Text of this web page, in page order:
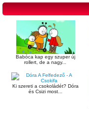
Babóca kap egy szuper új
rollert, de a nagy...
Ki szereti a csokoládét? Dóra
és Csizi most...